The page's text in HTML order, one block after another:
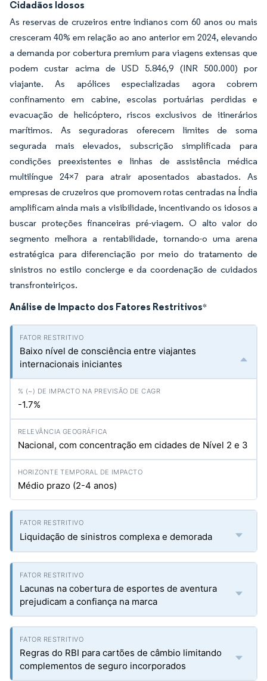
Cidadãos Idosos
As reservas de cruzeiros entre indianos com 60 anos ou mais
cresceram 40% em relação ao ano anterior em 2024, elevando
a demanda por cobertura premium para viagens extensas que
podem custar acima de USD 5.846,9 (INR 500.000) por
viajante. As apólices especializadas agora cobrem
confinamento em cabine, escolas portuárias perdidas e
evacuação de helicóptero, riscos exclusivos de itinerários
marítimos. As seguradoras oferecem limites de soma
segurada mais elevados, subscrição simplificada para
condições preexistentes e linhas de assistência médica
multilíngue 24×7 para atrair aposentados abastados. As
empresas de cruzeiros que promovem rotas centradas na Índia
amplificam ainda mais a visibilidade, incentivando os idosos a
buscar proteções financeiras pré-viagem. O alto valor do
segmento melhora a rentabilidade, tornando-o uma arena
estratégica para diferenciação por meio do tratamento de
sinistros no estilo concierge e da coordenação de cuidados
transfronteiriços.
Análise de Impacto dos Fatores Restritivos*
Baixo nível de consciência entre viajantes
internacionais iniciantes
-1.7%
Nacional, com concentração em cidades de Nível 2 e 3
Médio prazo (2-4 anos)
Liquidação de sinistros complexa e demorada
Lacunas na cobertura de esportes de aventura
prejudicam a confiança na marca
Regras do RBI para cartões de câmbio limitando
complementos de seguro incorporados